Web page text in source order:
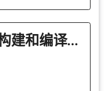
如何在Linux系统中构建和编译代码